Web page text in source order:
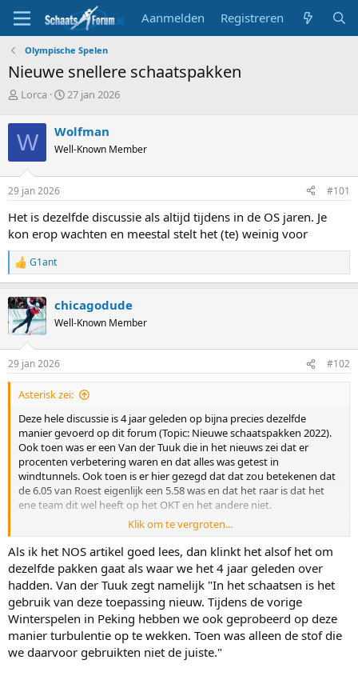
Aanmelden Registreren
Olympische Spelen
Nieuwe snellere schaatspakken
T
p
i
c
s
t
a
t
e
r
Lorca
S
r
t
a
m
27 jan 2026
W Wolfman
Well-Known Member
29 jan 2026 #101
Het is dezelfde discussie als altijd tijdens in de OS jaren. Je
kon erop wachten en meestal stelt het (te) weinig voor
R
e
c
t
i
s
:
G1ant
chicagodude
Well-Known Member
29 jan 2026 #102
Asterisk zei:
Deze hele discussie is 4 jaar geleden op bijna precies dezelfde
manier gevoerd op dit forum (Topic: Nieuwe schaatspakken 2022).
Ook toen was er een Van der Tuuk die in het nieuws zei dat er
procenten verbetering waren en dat alles was getest in
windtunnels. Ook toen is er hier gezegd dat dat zou betekenen dat
de 6.05 van Roest eigenlijk een 5.58 was en dat het raar is dat het
ene team dit wel heeft op het OKT en het andere niet.
En met die conclusie kunnen we volgens mij ook concluderen dat
met dit bericht voornamelijk psychologische oorlogsvoering wordt
gevoerd en niet heel veel meer.
Edit: Ik ga er trouwens vanuit dat in Inzell door alle teams in oude
pakken werd gereden en niet in Olympische pakken? Dat geeft een
kleine steekproef, uitgaande van nieuwe pakken voor Essent en IKO
en oude pakken voor Reggeborgh en Zaanlander.
Ik heb even snel naar de 5 gekeken (zaken als de bochten houden
Klik om te vergroten...
Als ik het NOS artikel goed lees, dan klinkt het alsof het om
dezelfde pakken gaat als waar we het 4 jaar geleden over
hadden. Van der Tuuk zegt namelijk "In het schaatsen is het
gebruik van deze toepassing nieuw. Tijdens de vorige
Winterspelen in Peking hebben we ook geprobeerd op deze
manier turbulentie op te wekken. Toen was alleen de stof die
we daarvoor gebruikten niet de juiste."